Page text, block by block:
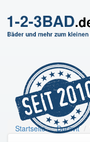
Startseite Duravit